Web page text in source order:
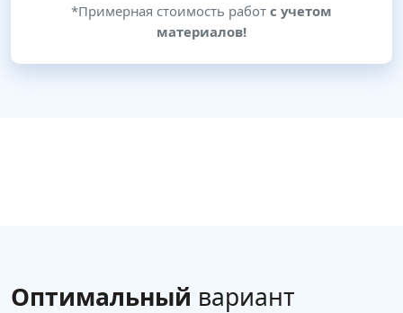
*Примерная стоимость работ с учетом
материалов!
Оптимальный вариант